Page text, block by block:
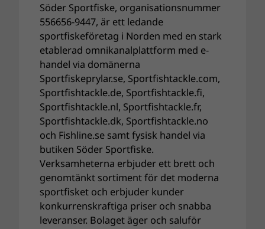
Söder Sportfiske, organisationsnummer
556656-9447, är ett ledande
sportfiskeföretag i Norden med en stark
etablerad omnikanalplattform med e-
handel via domänerna
Sportfiskeprylar.se, Sportfishtackle.com,
Sportfishtackle.de, Sportfishtackle.fi,
Sportfishtackle.nl, Sportfishtackle.fr,
Sportfishtackle.dk, Sportfishtackle.no
och Fishline.se samt fysisk handel via
butiken Söder Sportfiske.
Verksamheterna erbjuder ett brett och
genomtänkt sortiment för det moderna
sportfisket och erbjuder kunder
konkurrenskraftiga priser och snabba
leveranser. Bolaget äger och saluför